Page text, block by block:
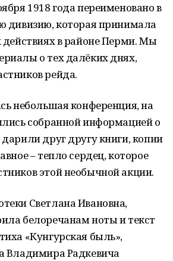
1918 года переименовано в
дивизию, которая принимала
действиях в районе Перми. Мы
о тех далёких днях,
рейда.
небольшая конференция, на
собранной информацией о
друг другу книги, копии
– тепло сердец, которое
этой необычной акции.
Светлана Ивановна,
белоречанам ноты и текст
«Кунгурская быль»,
Владимира Радкевича